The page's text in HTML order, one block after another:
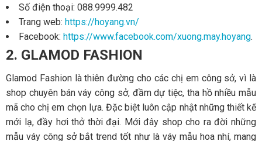
Số điện thoại: 088.9999.482
Trang web: https://hoyang.vn/
Facebook: https://www.facebook.com/xuong.may.hoyang.
2. GLAMOD FASHION
Glamod Fashion là thiên đường cho các chị em công sở, vì là
shop chuyên bán váy công sở, đầm dự tiệc, tha hồ nhiều mẫu
mã cho chị em chọn lựa. Đặc biệt luôn cập nhật những thiết kế
mới lạ, đầy hơi thở thời đại. Mới đây shop cho ra đời những
mẫu váy công sở bắt trend tốt như là váy mẫu hoa nhí, mang